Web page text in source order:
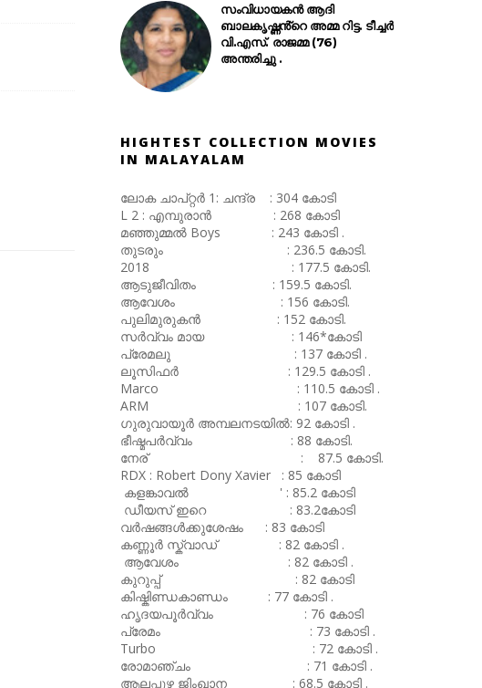
സംവിധായകൻ ആദി
ബാലകൃഷ്ണൻ്റെ അമ്മ റിട്ട. ടീച്ചർ
വി.എസ്. രാജമ്മ (76)
അന്തരിച്ചു .
HIGHTEST COLLECTION MOVIES
IN MALAYALAM
ലോക ചാപ്റ്റർ 1: ചന്ദ്ര : 304 കോടി
L 2 : എമ്പുരാൻ : 268 കോടി
മഞ്ഞുമ്മൽ Boys : 243 കോടി .
തുടരും : 236.5 കോടി.
2018 : 177.5 കോടി.
ആടുജീവിതം : 159.5 കോടി.
ആവേശം : 156 കോടി.
പുലിമുരുകൻ : 152 കോടി.
സർവ്വം മായ : 146*കോടി
പ്രേമലു : 137 കോടി .
ലൂസിഫർ : 129.5 കോടി .
Marco : 110.5 കോടി .
ARM : 107 കോടി.
ഗുരുവായൂർ അമ്പലനടയിൽ: 92 കോടി .
ഭീഷ്മപർവ്വം : 88 കോടി.
നേര് : 87.5 കോടി.
RDX : Robert Dony Xavier : 85 കോടി
കളങ്കാവൽ ' : 85.2 കോടി
ഡീയസ് ഇറെ : 83.2കോടി
വർഷങ്ങൾക്കുശേഷം : 83 കോടി
കണ്ണൂർ സ്ക്വാഡ് : 82 കോടി .
ആവേശം : 82 കോടി .
കുറുപ്പ് : 82 കോടി
കിഷ്കിണ്ഡകാണ്ഡം : 77 കോടി .
ഹൃദയപൂർവ്വം : 76 കോടി
പ്രേമം : 73 കോടി .
Turbo : 72 കോടി .
രോമാഞ്ചം : 71 കോടി .
ആലപ്പുഴ ജിംഖാന : 68.5 കോടി .